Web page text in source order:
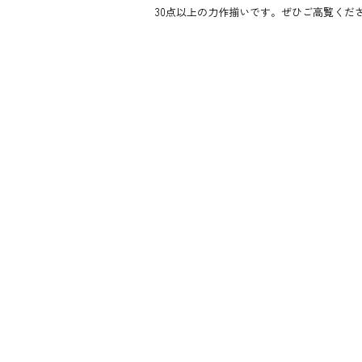
30点以上の力作揃いです。ぜひご高覧くだ